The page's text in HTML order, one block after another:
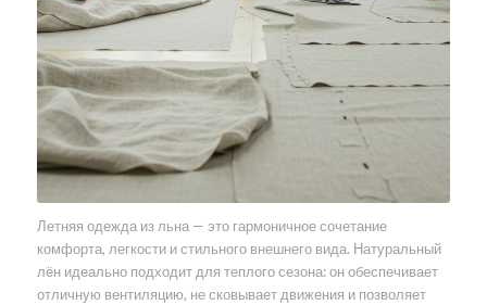
Летняя одежда из льна — это гармоничное сочетание
комфорта, легкости и стильного внешнего вида. Натуральный
лён идеально подходит для теплого сезона: он обеспечивает
отличную вентиляцию, не сковывает движения и позволяет